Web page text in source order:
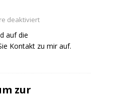
deaktiviert
auf die
Kontakt zu mir auf.
zur